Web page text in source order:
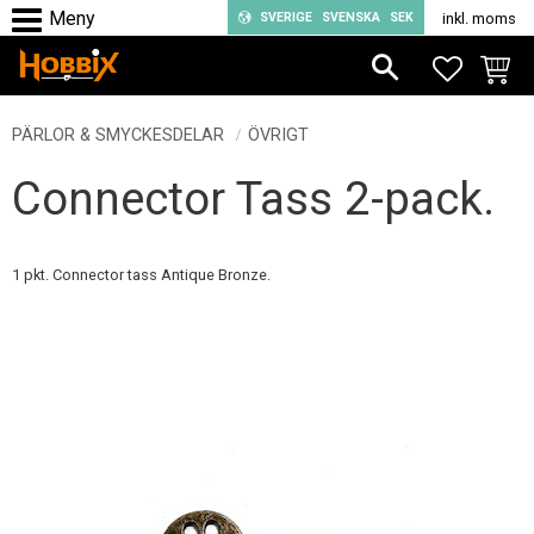
Meny
SVERIGE SVENSKA SEK inkl. moms
PÄRLOR & SMYCKESDELAR ÖVRIGT
Connector Tass 2-pack.
1 pkt. Connector tass Antique Bronze.